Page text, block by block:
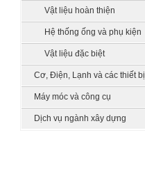
Vật liệu hoàn thiện
Hệ thống ống và phụ kiện
Vật liệu đặc biệt
Cơ, Điện, Lạnh và các thiết bị
công nghệ
Máy móc và công cụ
Dịch vụ ngành xây dựng